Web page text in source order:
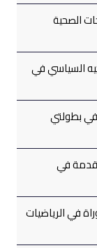
الصحية
السياسي في
بطولتي
في
في الرياضيات